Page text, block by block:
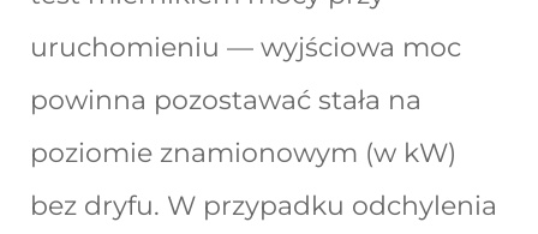
uruchomieniu — wyjściowa moc
powinna pozostawać stała na
poziomie znamionowym (w kW)
bez dryfu. W przypadku odchylenia